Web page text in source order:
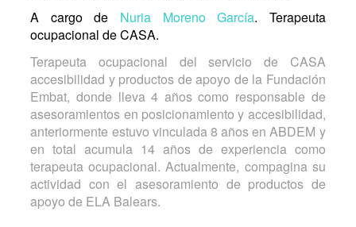
A cargo de Nuria Moreno García. Terapeuta
ocupacional de CASA.
Terapeuta ocupacional del servicio de CASA
accesibilidad y productos de apoyo de la Fundación
Embat, donde lleva 4 años como responsable de
asesoramientos en posicionamiento y accesibilidad,
anteriormente estuvo vinculada 8 años en ABDEM y
en total acumula 14 años de experiencia como
terapeuta ocupacional. Actualmente, compagina su
actividad con el asesoramiento de productos de
apoyo de ELA Balears.